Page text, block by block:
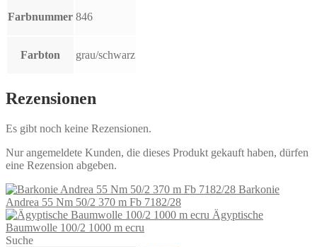
Farbnummer 846
Farbton grau/schwarz
Rezensionen
Es gibt noch keine Rezensionen.
Nur angemeldete Kunden, die dieses Produkt gekauft haben, dürfen
eine Rezension abgeben.
Barkonie
Andrea 55 Nm 50/2 370 m Fb 7182/28
Ägyptische
Baumwolle 100/2 1000 m ecru
Suche